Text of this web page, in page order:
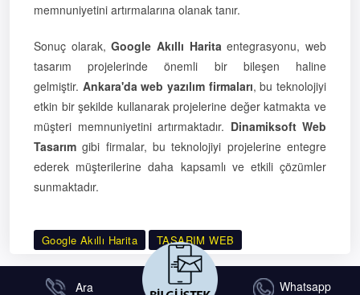
memnuniyetini artırmalarına olanak tanır.
Sonuç olarak,Google Akıllı Harita entegrasyonu, web
tasarım projelerinde önemli bir bileşen haline
gelmiştir. Ankara'da web yazılım firmaları, bu teknolojiyi
etkin bir şekilde kullanarak projelerine değer katmakta ve
müşteri memnuniyetini artırmaktadır. Dinamiksoft Web
Tasarım gibi firmalar, bu teknolojiyi projelerine entegre
ederek müşterilerine daha kapsamlı ve etkili çözümler
sunmaktadır.
Google Akıllı Harita TASARIM WEB
Ara Whatsapp